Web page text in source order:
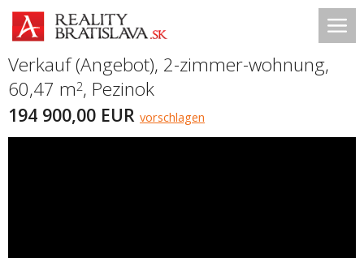
Verkauf (Angebot), 2-zimmer-wohnung,
60,47 m2, Pezinok
194 900,00 EUR vorschlagen